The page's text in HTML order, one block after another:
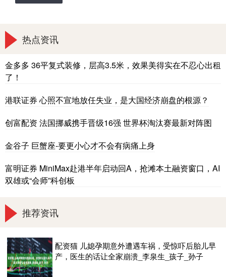
热点资讯
金多多 36平复式装修，层高3.5米，效果美得实在不忍心出租
了！
港联证券 心照不宣地放任失业，是大国经济崩盘的根源？
创富配资 法国挪威携手晋级16强 世界杯淘汰赛最新对阵图
金谷子 巨蟹座-要更小心才不会有病痛上身
富明证券 MiniMax赴港半年启动回A，抢滩本土融资窗口，AI
双雄或“会师”科创板
推荐资讯
配资猫 儿媳孕期意外遭遇车祸，受惊吓后胎儿早
产，医生的话让全家崩溃_李泉生_孩子_孙子